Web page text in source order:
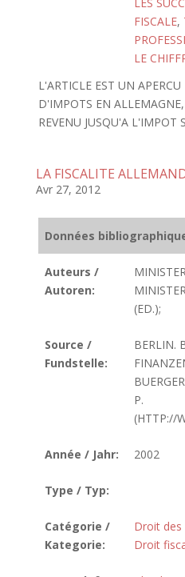
FISCALE,
LE
L'ARTICLE EST UN
D'IMPOTS EN
REVENU JUSQU'A L'IMPOT
LA FISCALITE
Avr 27, 2012
Données
Auteurs /
Autoren:
(ED.);
Source /
Fundstelle:
BERLIN.
P.
(HTTP://
Année / Jahr: 2002
Type / Typ:
Catégorie /
Kategorie:
Droit des
Droit